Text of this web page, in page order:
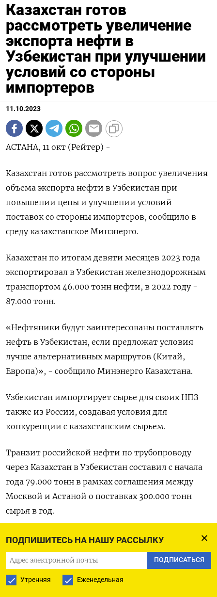
ПОДПИШИТЕСЬ НА НАШУ РАССЫЛКУ
ПОДПИСАТЬСЯ
Утренняя Еженедельная
Казахстан готов
рассмотреть увеличение
экспорта нефти в
Узбекистан при улучшении
условий со стороны
импортеров
11.10.2023
АСТАНА, 11 окт (Рейтер) -
Казахстан готов рассмотреть вопрос увеличения
объема экспорта нефти в Узбекистан при
повышении цены и улучшении условий
поставок со стороны импортеров, сообщило в
среду казахстанское Минэнерго.
Казахстан по итогам девяти месяцев 2023 года
экспортировал в Узбекистан железнодорожным
транспортом 46.000 тонн нефти, в 2022 году -
87.000 тонн.
«Нефтяники будут заинтересованы поставлять
нефть в Узбекистан, если предложат условия
лучше альтернативных маршрутов (Китай,
Европа)», - сообщило Минэнерго Казахстана.
Узбекистан импортирует сырье для своих НПЗ
также из России, создавая условия для
конкуренции с казахстанским сырьем.
Транзит российской нефти по трубопроводу
через Казахстан в Узбекистан составил с начала
года 79.000 тонн в рамках соглашения между
Москвой и Астаной о поставках 300.000 тонн
сырья в год.
По железной дороге из России в Узбекистан за
девять месяцев текущего года было
экспортировано порядка 8.100 тонн нефти и
245.700 тонн стабильного газового конденсата,